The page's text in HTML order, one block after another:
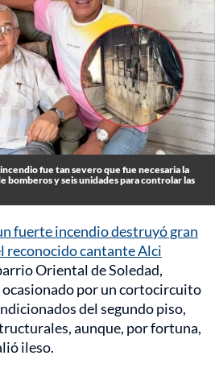
fue tan severo que fue necesaria la
bomberos y seis unidades para controlar las
fuerte incendio destruyó gran
reconocido cantante Alci
Oriental de Soledad,
por un cortocircuito
del segundo piso,
aunque, por fortuna,
ileso.